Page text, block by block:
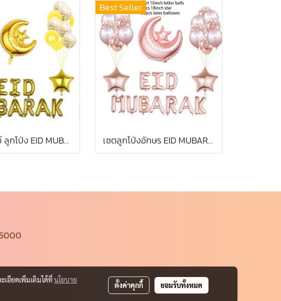
ลูกโป่งฟอย์ ลูกโป่ง EID MUBARAK Big Set แต่งบ้าน
Best Seller
เซตลูกโป่งอักษร EID MUBARAK+ตกแต่งรวม 33 ชิ้น
เอียดเพิ่มเติมได้ที่นโยบาย
ตั้งค่าคุกกี้ ยอมรับทั้งหมด